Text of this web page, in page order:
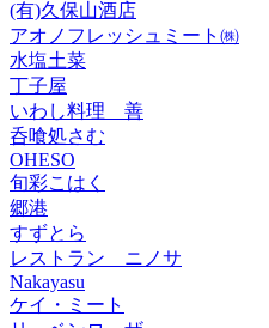
(有)久保山酒店
アオノフレッシュミート㈱
水塩土菜
丁子屋
いわし料理 善
呑喰処さむ
OHESO
旬彩こはく
郷港
すずとら
レストラン ニノサ
Nakayasu
ケイ・ミート